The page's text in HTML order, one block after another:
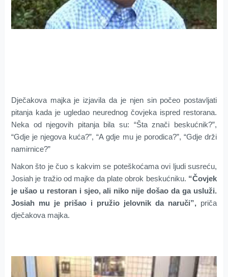
Dječakova majka je izjavila da je njen sin počeo postavljati
pitanja kada je ugledao neurednog čovjeka ispred restorana.
Neka od njegovih pitanja bila su: “Šta znači beskućnik?”,
“Gdje je njegova kuća?”, “A gdje mu je porodica?”, “Gdje drži
namirnice?”
Nakon što je čuo s kakvim se poteškoćama ovi ljudi susreću,
Josiah je tražio od majke da plate obrok beskućniku. “Čovjek
je ušao u restoran i sjeo, ali niko nije došao da ga usluži.
Josiah mu je prišao i pružio jelovnik da naruči”, priča
dječakova majka.